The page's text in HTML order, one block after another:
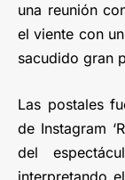
una reunión
el viente con
sacudido gran
Las postales
de Instagram
del